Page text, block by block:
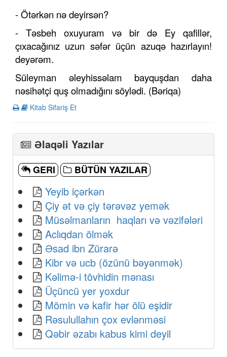
- Ötərkən nə deyirsən?
- Təsbeh oxuyuram və bir də Ey qafillər,
çıxacağınız uzun səfər üçün azuqə hazırlayın!
deyərəm.
Süleyman əleyhissəlam bayquşdan daha
nəsihətçi quş olmadığını söylədi. (Bəriqa)
Kitab Sifariş Et
Əlaqəli Yazılar
GERI BÜTÜN YAZILAR
Yeyib içərkən
Çiy ət və çiy tərəvəz yemək
Müsəlmanların haqları və vəzifələri
Aclıqdan ölmək
Əsad ibn Zürarə
Kibr və ucb (özünü bəyənmək)
Kəlimə-i tövhidin mənası
Üçüncü yer yoxdur
Mömin və kafir hər ölü eşidir
Rəsulullahın çox evlənməsi
Qəbir əzabı kabus kimi deyil